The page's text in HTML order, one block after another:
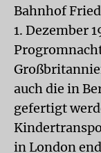
Bahnhof
1. Dezember
auch die in
gefertigt
in London